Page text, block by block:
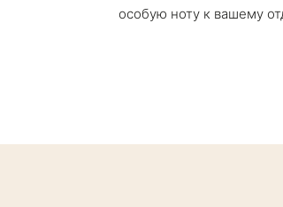
особую ноту к вашему